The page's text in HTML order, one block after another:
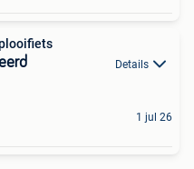
Details
1 jul 26